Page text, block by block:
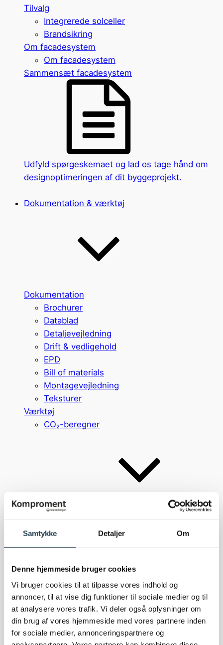
Samtykke Detaljer Om
Denne hjemmeside bruger cookies
Vi bruger cookies til at tilpasse vores indhold og
annoncer, til at vise dig funktioner til sociale medier og til
at analysere vores trafik. Vi deler også oplysninger om
din brug af vores hjemmeside med vores partnere inden
for sociale medier, annonceringspartnere og
Tilvalg
Integrerede solceller
Brandsikring
Om facadesystem
Om facadesystem
Sammensæt facadesystem
Udfyld spørgeskemaet og lad os tage hånd om
designoptimeringen af dit byggeprojekt.
Dokumentation & værktøj
Dokumentation
Brochurer
Datablad
Detaljevejledning
Drift & vedligehold
EPD
Bill of materials
Montagevejledning
Teksturer
Værktøj
CO₂-beregner
Inspiration
Referencer